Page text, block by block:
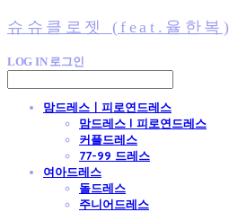
슈슈클로젯 (feat.율한복)
LOG IN 로그인
맘드레스ㅣ피로연드레스
맘드레스 l 피로연드레스
커플드레스
77-99 드레스
여아드레스
돌드레스
주니어드레스